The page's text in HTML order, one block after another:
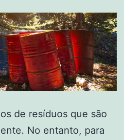
de resíduos que são
No entanto, para